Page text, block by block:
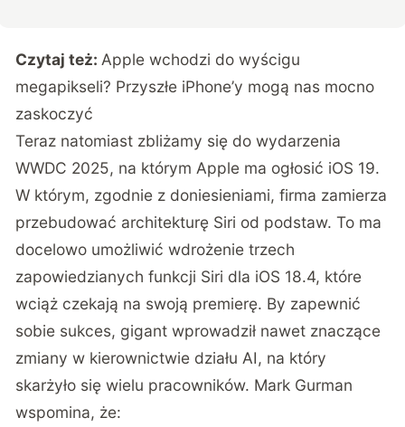
Czytaj też: Apple wchodzi do wyścigu
megapikseli? Przyszłe iPhone’y mogą nas mocno
zaskoczyć
Teraz natomiast zbliżamy się do wydarzenia
WWDC 2025, na którym Apple ma ogłosić iOS 19.
W którym, zgodnie z doniesieniami, firma zamierza
przebudować architekturę Siri od podstaw. To ma
docelowo umożliwić wdrożenie trzech
zapowiedzianych funkcji Siri dla iOS 18.4, które
wciąż czekają na swoją premierę. By zapewnić
sobie sukces, gigant wprowadził nawet znaczące
zmiany w kierownictwie działu AI, na który
skarżyło się wielu pracowników. Mark Gurman
wspomina, że: